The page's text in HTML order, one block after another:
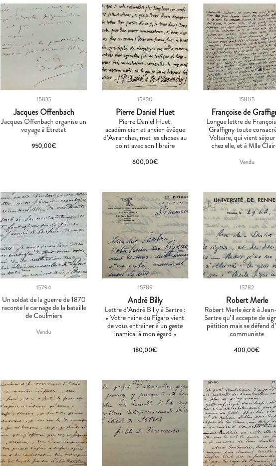
15835
Jacques Offenbach
Jacques Offenbach organise un
voyage à Étretat
950,00€
15830
Pierre Daniel Huet
Pierre Daniel Huet,
académicien et ancien évêque
d’Avranches, met les choses au
point avec son libraire
600,00€
15805
Françoise de
Longue lettre de
Graffigny toute
Voltaire, qui vient
chez elle, et à Mlle
Vendu
15794
Un soldat de la guerre de 1870
raconte le carnage de la bataille
de Coulmiers
Vendu
15789
André Billy
Lettre d’André Billy à Sartre :
« Votre haine du Figaro vient
de vous entraîner à un geste
inamical à mon égard »
180,00€
15782
Robert Merle
Robert Merle écrit à
Sartre qu’il accepte de
pétition mais se défend
communiste
400,00€